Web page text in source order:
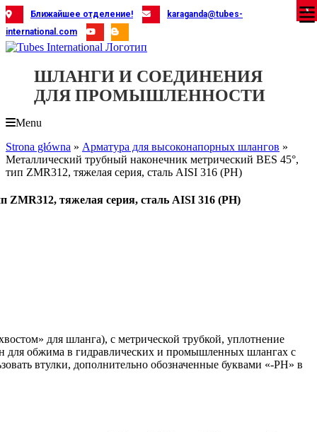
Skip
to
content
Ближайшее отделение!
karaganda@tubes-
international.com
ШЛАНГИ И СОЕДИНЕНИЯ
ДЛЯ ПРОМЫШЛЕННОСТИ
Menu
Strona główna » Арматура для высоконапорных шлангов »
Металлический трубный наконечник метрический BES 45°,
тип ZMR312, тяжелая серия, сталь AISI 316 (PH)
ZMR312, тяжелая серия, сталь AISI 316 (PH)
для шланга), с метрической трубкой, уплотнение
для обжима в гидравлических и промышленных шлангах с
втулки, дополнительно обозначенные буквами «-PH» в
X
X
X
X
X
X
X
X
X
X
X
X
X
X
X
X
X
X
X